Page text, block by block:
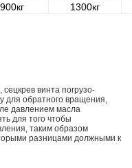
900кг 1300кг
винта погрузо-
для обратного вращения,
давлением масла
для того чтобы
таким образом
разницами должными к